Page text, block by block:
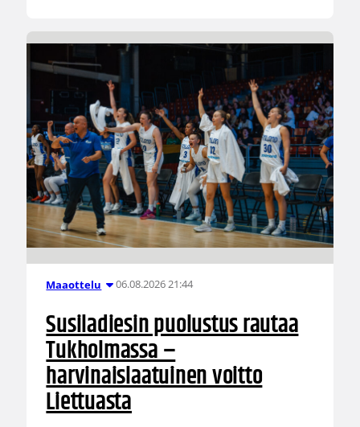
Maaottelu 06.08.2026 21:44
Susiladiesin puolustus rautaa
Tukholmassa –
harvinaislaatuinen voitto
Liettuasta